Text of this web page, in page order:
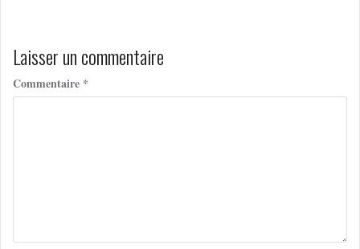
Laisser un commentaire
Commentaire *